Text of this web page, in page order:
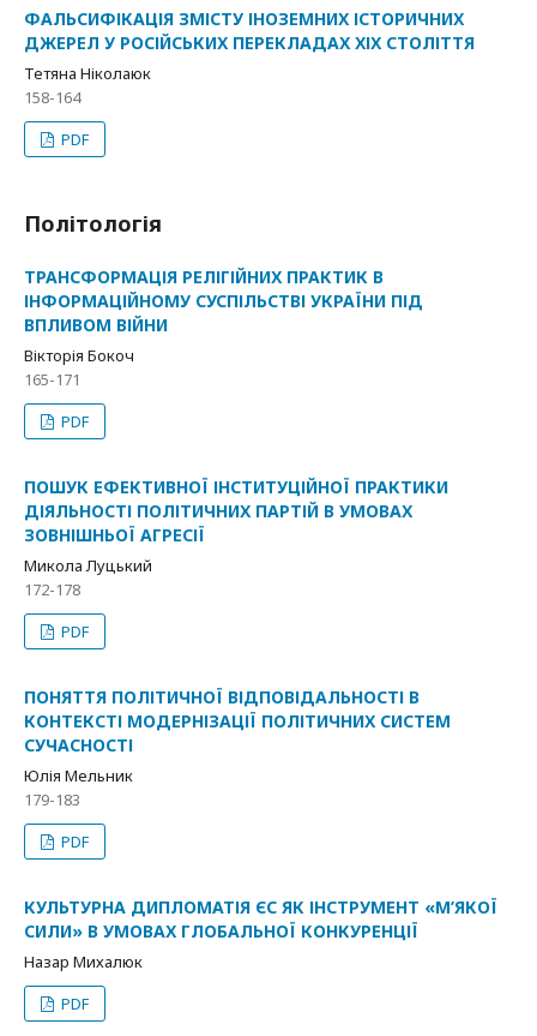
ФАЛЬСИФІКАЦІЯ ЗМІСТУ ІНОЗЕМНИХ ІСТОРИЧНИХ
ДЖЕРЕЛ У РОСІЙСЬКИХ ПЕРЕКЛАДАХ ХІХ СТОЛІТТЯ
Тетяна Ніколаюк
158-164
PDF
Політологія
ТРАНСФОРМАЦІЯ РЕЛІГІЙНИХ ПРАКТИК В
ІНФОРМАЦІЙНОМУ СУСПІЛЬСТВІ УКРАЇНИ ПІД
ВПЛИВОМ ВІЙНИ
Вікторія Бокоч
165-171
PDF
ПОШУК ЕФЕКТИВНОЇ ІНСТИТУЦІЙНОЇ ПРАКТИКИ
ДІЯЛЬНОСТІ ПОЛІТИЧНИХ ПАРТІЙ В УМОВАХ
ЗОВНІШНЬОЇ АГРЕСІЇ
Микола Луцький
172-178
PDF
ПОНЯТТЯ ПОЛІТИЧНОЇ ВІДПОВІДАЛЬНОСТІ В
КОНТЕКСТІ МОДЕРНІЗАЦІЇ ПОЛІТИЧНИХ СИСТЕМ
СУЧАСНОСТІ
Юлія Мельник
179-183
PDF
КУЛЬТУРНА ДИПЛОМАТІЯ ЄС ЯК ІНСТРУМЕНТ «М’ЯКОЇ
СИЛИ» В УМОВАХ ГЛОБАЛЬНОЇ КОНКУРЕНЦІЇ
Назар Михалюк
PDF